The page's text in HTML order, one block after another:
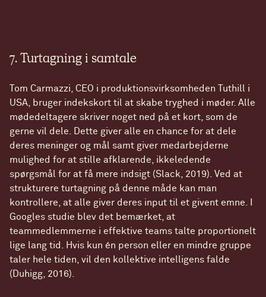
7. Turtagning i samtale
Tom Carmazzi, CEO i produktionsvirksomheden Tuthill i
USA, bruger indekskort til at skabe tryghed i møder. Alle
mødedeltagere skriver noget ned på et kort, som de
gerne vil dele. Dette giver alle en chance for at dele
deres meninger og mål samt giver medarbejderne
mulighed for at stille afklarende, ikkeledende
spørgsmål for at få mere indsigt (Slack, 2019). Ved at
strukturere turtagning på denne måde kan man
kontrollere, at alle giver deres input til et givent emne. I
Googles studie blev det bemærket, at
teammedlemmerne i effektive teams talte proportionelt
lige lang tid. Hvis kun én person eller en mindre gruppe
taler hele tiden, vil den kollektive intelligens falde
(Duhigg, 2016).